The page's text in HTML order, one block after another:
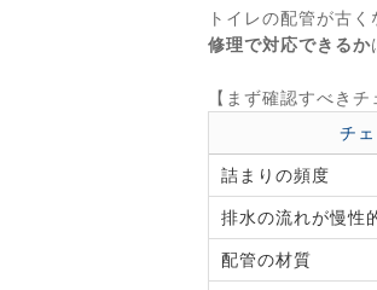
トイレの配管が古
修理で対応できるか
【まず確認すべきチ
チ
詰まりの頻度
排水の流れが慢性
配管の材質